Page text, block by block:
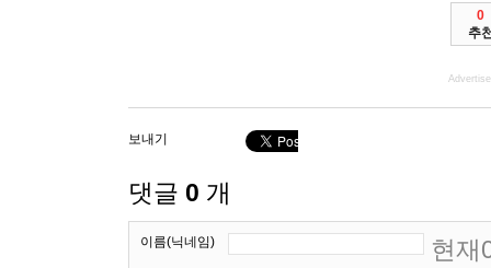
0
추
보내기
댓글 0 개
이름(닉네임)
현재